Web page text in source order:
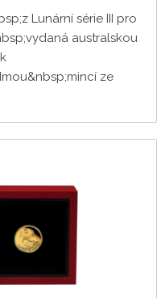
Lunární série III pro
australskou
ze